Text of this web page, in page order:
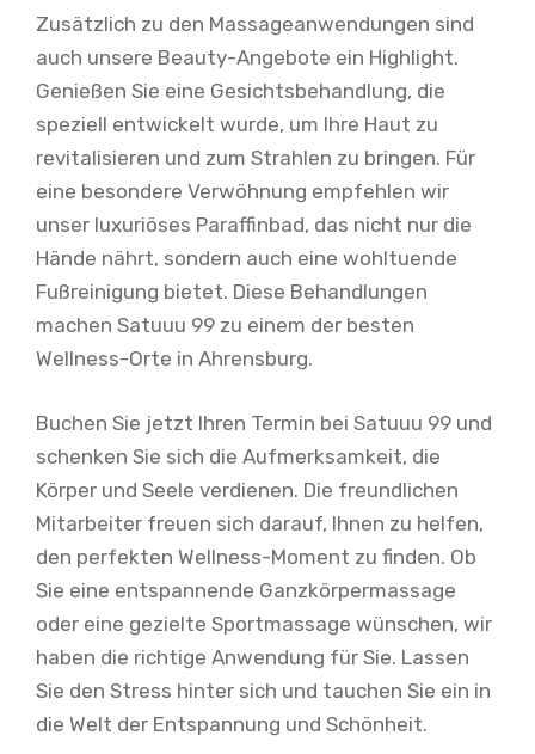
Zusätzlich zu den Massageanwendungen sind
auch unsere Beauty-Angebote ein Highlight.
Genießen Sie eine Gesichtsbehandlung, die
speziell entwickelt wurde, um Ihre Haut zu
revitalisieren und zum Strahlen zu bringen. Für
eine besondere Verwöhnung empfehlen wir
unser luxuriöses Paraffinbad, das nicht nur die
Hände nährt, sondern auch eine wohltuende
Fußreinigung bietet. Diese Behandlungen
machen Satuuu 99 zu einem der besten
Wellness-Orte in Ahrensburg.
Buchen Sie jetzt Ihren Termin bei Satuuu 99 und
schenken Sie sich die Aufmerksamkeit, die
Körper und Seele verdienen. Die freundlichen
Mitarbeiter freuen sich darauf, Ihnen zu helfen,
den perfekten Wellness-Moment zu finden. Ob
Sie eine entspannende Ganzkörpermassage
oder eine gezielte Sportmassage wünschen, wir
haben die richtige Anwendung für Sie. Lassen
Sie den Stress hinter sich und tauchen Sie ein in
die Welt der Entspannung und Schönheit.